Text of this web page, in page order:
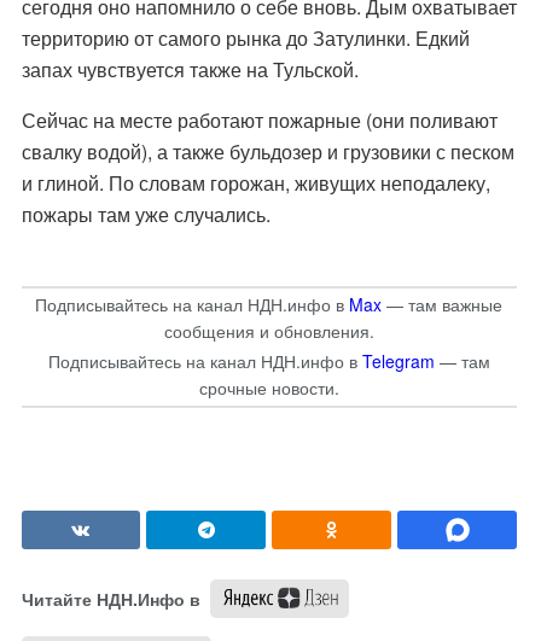
сегодня оно напомнило о себе вновь. Дым охватывает
территорию от самого рынка до Затулинки. Едкий
запах чувствуется также на Тульской.
Сейчас на месте работают пожарные (они поливают
свалку водой), а также бульдозер и грузовики с песком
и глиной. По словам горожан, живущих неподалеку,
пожары там уже случались.
Подписывайтесь на канал НДН.инфо в Max — там важные
сообщения и обновления.
Подписывайтесь на канал НДН.инфо в Telegram — там
срочные новости.
Читайте НДН.Инфо в